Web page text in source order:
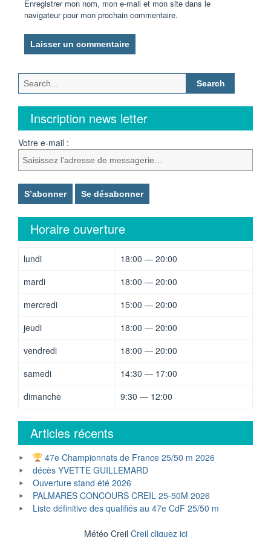
Enregistrer mon nom, mon e-mail et mon site dans le
navigateur pour mon prochain commentaire.
Search
for:
Inscription news letter
Votre e-mail :
Horaire ouverture
lundi
18:00 — 20:00
mardi
18:00 — 20:00
mercredi
15:00 — 20:00
jeudi
18:00 — 20:00
vendredi
18:00 — 20:00
samedi
14:30 — 17:00
dimanche
9:30 — 12:00
Articles récents
47e Championnats de France 25/50 m 2026
décès YVETTE GUILLEMARD
Ouverture stand été 2026
PALMARES CONCOURS CREIL 25-50M 2026
Liste définitive des qualifiés au 47e CdF 25/50 m
Météo Creil Creil cliquez ici